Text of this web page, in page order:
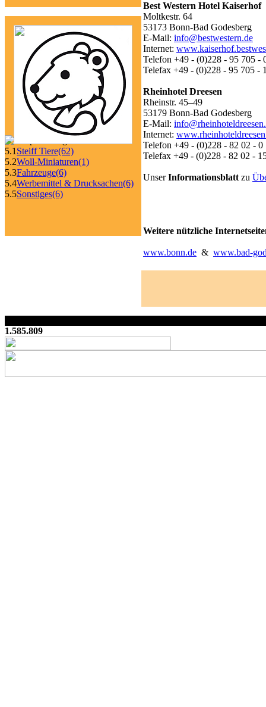
5.1 Steiff Tiere(62)
5.2Woll-Miniaturen(1)
5.3Fahrzeuge(6)
5.4Werbemittel & Drucksachen(6)
5.5Sonstiges(6)
Best Western Hotel Kaiserhof
Moltkestr. 64
53173 Bonn-Bad Godesberg
E-Mail: info@bestwestern.de
Internet:
Telefon +49 - (0)228 - 95 705 -
Telefax +49 - (0)228 - 95 705 -
Rheinhotel Dreesen
Rheinstr. 45–49
53179 Bonn-Bad Godesberg
E-Mail:
Internet:
Telefon +49 - (0)228 - 82 02 - 0
Telefax +49 - (0)228 - 82 02 -
UnserInformationsblatt zu
Weitere nützliche
www.bonn.de & www.bad-
1.585.809